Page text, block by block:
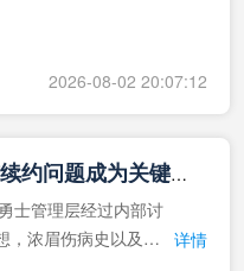
2026-08-02 20:07:12
勇士叫停巴特勒交换浓眉方案 伤病与续约问题成为关键阻碍
士管理层经过内部讨
，浓眉伤病史以及续
详情